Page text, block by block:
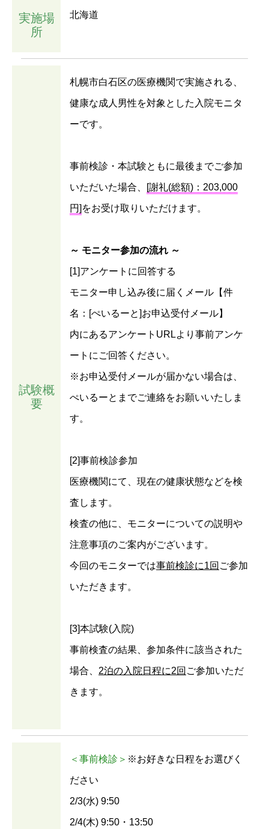
実施場
所
北海道
試験概
要
札幌市白石区の医療機関で実施される、
健康な成人男性を対象とした入院モニタ
ーです。
事前検診・本試験ともに最後までご参加
いただいた場合、 [謝礼(総額)：203,000
円] をお受け取りいただけます。
～ モニター参加の流れ ～
[1]アンケートに回答する
モニター申し込み後に届くメール【件
名：[ぺいるーと]お申込受付メール】
内にあるアンケートURLより事前アンケ
ートにご回答ください。
※お申込受付メールが届かない場合は、
ぺいるーとまでご連絡をお願いいたしま
す。
[2]事前検診参加
医療機関にて、現在の健康状態などを検
査します。
検査の他に、モニターについての説明や
注意事項のご案内がございます。
今回のモニターでは事前検診に1回 ご参加
いただきます。
[3]本試験(入院)
事前検査の結果、参加条件に該当された
場合、 2泊の入院日程に2回 ご参加いただ
きます。
＜事前検診＞ ※お好きな日程をお選びく
ださい
2/3(水) 9:50
2/4(木) 9:50・13:50